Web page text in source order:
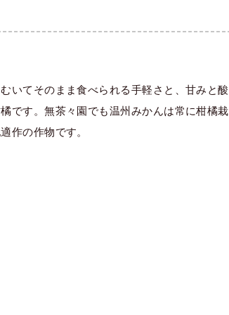
いてそのまま食べられる手軽さと、甘みと酸
です。無茶々園でも温州みかんは常に柑橘栽
作の作物です。